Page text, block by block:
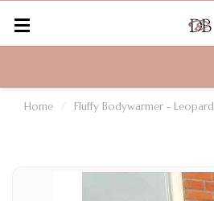
Home / Fluffy Bodywarmer - Leopard